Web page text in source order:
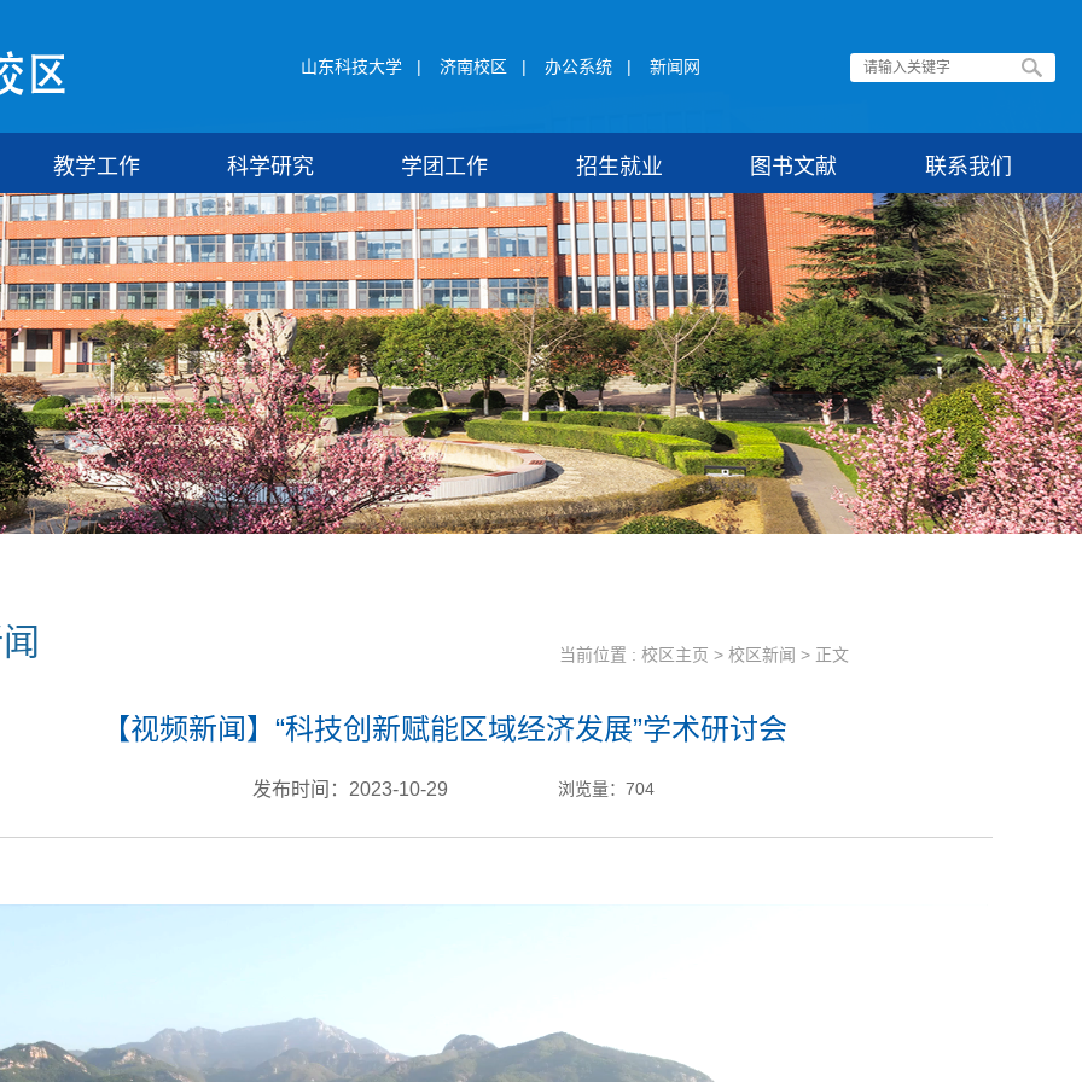
山东科技大学 | 济南校区 | 办公系统 | 新闻网
教学工作 科学研究 学团工作 招生就业 图书文献 联系我们
当前位置 : 校区主页 > 校区新闻 > 正文
【视频新闻】“科技创新赋能区域经济发展”学术研讨会
发布时间：2023-10-29 浏览量： 704